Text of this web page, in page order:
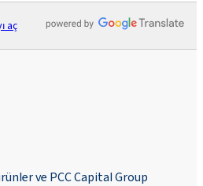
aç
ve PCC Capital Group